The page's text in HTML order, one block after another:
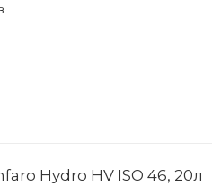
Hydro HV ISO 46, 20л